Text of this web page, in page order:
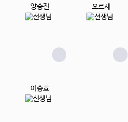
양승진 오르새
이승효